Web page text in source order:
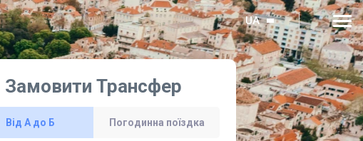
UA
Замовити Трансфер
Від А до Б Погодинна поїздка